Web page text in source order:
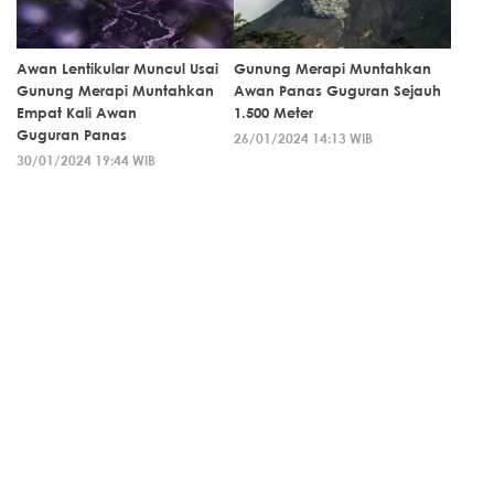
Awan Lentikular Muncul Usai
Gunung Merapi Muntahkan
Empat Kali Awan
Guguran Panas
30/01/2024 19:44 WIB
Gunung Merapi Muntahkan
Awan Panas Guguran Sejauh
1.500 Meter
26/01/2024 14:13 WIB